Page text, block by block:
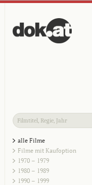
alle Filme
Filme mit Kaufoption
1970 – 1979
1980 – 1989
1990 – 1999